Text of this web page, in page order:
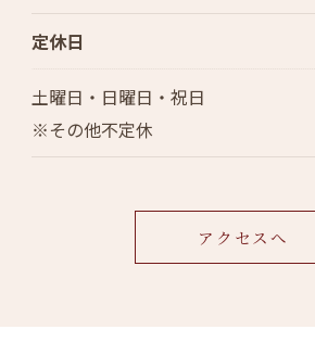
定休日
土曜日・日曜日・祝日
※その他不定休
アクセスへ